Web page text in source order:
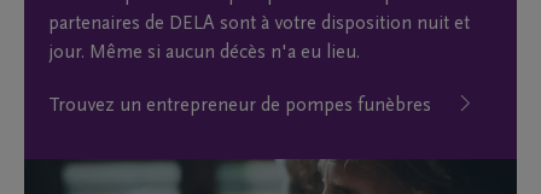
partenaires de DELA sont à votre disposition nuit et
jour. Même si aucun décès n'a eu lieu.
Trouvez un entrepreneur de pompes funèbres